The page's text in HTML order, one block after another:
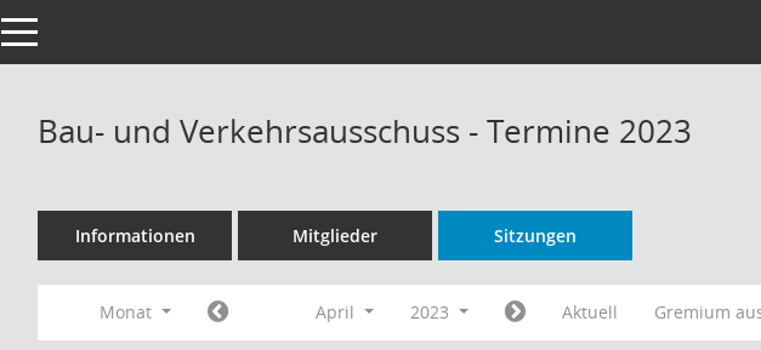
Toggle navigation
Bau- und Verkehrsausschuss - Termine 2023
Informationen Mitglieder Sitzungen
Monat April 2023 Aktuell Gremium